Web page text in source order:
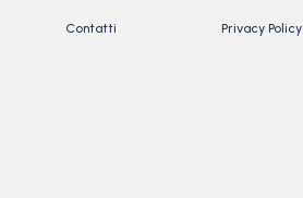
Contatti Privacy Policy